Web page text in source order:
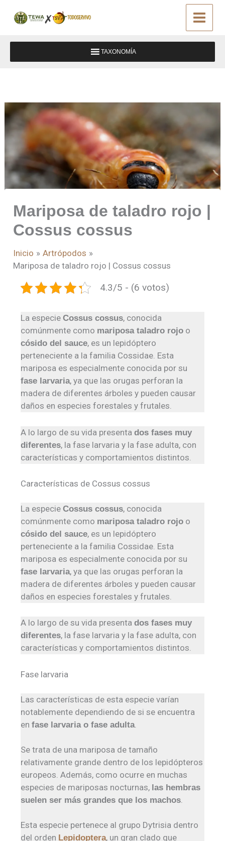
TAXONOMÍA
Mariposa de taladro rojo |
Cossus cossus
Inicio
Artrópodos
Mariposa de taladro rojo | Cossus cossus
4.3/5 - (6 votos)
La especieCossus cossus, conocida
comúnmente como mariposa taladro rojo o
cósido del sauce, es un lepidóptero
perteneciente a la familia Cossidae. Esta
mariposa es especialmente conocida por su
fase larvaria, ya que las orugas perforan la
madera de diferentes árboles y pueden causar
daños en especies forestales y frutales.
A lo largo de su vida presentados fases muy
diferentes, la fase larvaria y la fase adulta, con
características y comportamientos distintos.
Características de Cossus cossus
La especieCossus cossus, conocida
comúnmente como mariposa taladro rojo o
cósido del sauce, es un lepidóptero
perteneciente a la familia Cossidae. Esta
mariposa es especialmente conocida por su
fase larvaria, ya que las orugas perforan la
madera de diferentes árboles y pueden causar
daños en especies forestales y frutales.
A lo largo de su vida presentados fases muy
diferentes, la fase larvaria y la fase adulta, con
características y comportamientos distintos.
Fase larvaria
Las características de esta especie varían
notablemente dependiendo de si se encuentra
enfase larvaria o fase adulta.
Se trata de una mariposa de tamaño
relativamente grande dentro de los lepidópteros
europeos. Además, como ocurre en muchas
especies de mariposas nocturnas, las hembras
suelen ser más grandes que los machos.
Esta especie pertenece al grupo Dytrisia dentro
del orden Lepidoptera, un gran clado que